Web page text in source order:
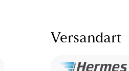
Versandart